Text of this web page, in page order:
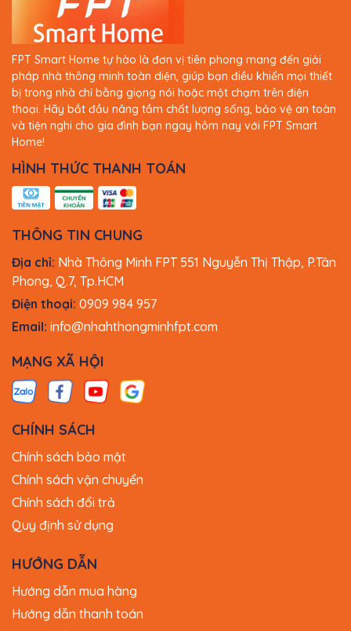
FPT Smart Home tự hào là đơn vị tiên phong mang đến giải
pháp nhà thông minh toàn diện, giúp bạn điều khiển mọi thiết
bị trong nhà chỉ bằng giọng nói hoặc một chạm trên điện
thoại. Hãy bắt đầu nâng tầm chất lượng sống, bảo vệ an toàn
và tiện nghi cho gia đình bạn ngay hôm nay với FPT Smart
Home!
HÌNH THỨC THANH TOÁN
THÔNG TIN CHUNG
Địa chỉ: Nhà Thông Minh FPT 551 Nguyễn Thị Thập, P.Tân
Phong, Q.7, Tp.HCM
Điện thoại: 0909 984 957
Email: info@nhahthongminhfpt.com
MẠNG XÃ HỘI
CHÍNH SÁCH
Chính sách bảo mật
Chính sách vận chuyển
Chính sách đổi trả
Quy định sử dụng
HƯỚNG DẪN
Hướng dẫn mua hàng
Hướng dẫn thanh toán